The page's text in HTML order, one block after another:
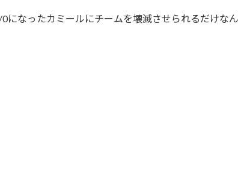
になったカミールにチームを壊滅させられるだけなん